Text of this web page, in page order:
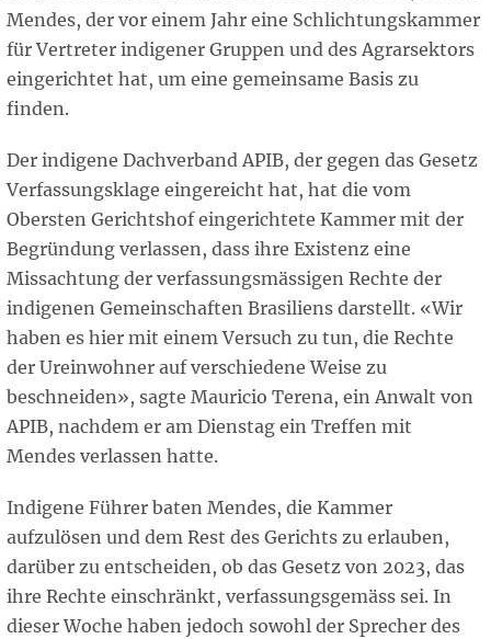
Mendes, der vor einem Jahr eine Schlichtungskammer
für Vertreter indigener Gruppen und des Agrarsektors
eingerichtet hat, um eine gemeinsame Basis zu
finden.
Der indigene Dachverband APIB, der gegen das Gesetz
Verfassungsklage eingereicht hat, hat die vom
Obersten Gerichtshof eingerichtete Kammer mit der
Begründung verlassen, dass ihre Existenz eine
Missachtung der verfassungsmässigen Rechte der
indigenen Gemeinschaften Brasiliens darstellt. «Wir
haben es hier mit einem Versuch zu tun, die Rechte
der Ureinwohner auf verschiedene Weise zu
beschneiden», sagte Mauricio Terena, ein Anwalt von
APIB, nachdem er am Dienstag ein Treffen mit
Mendes verlassen hatte.
Indigene Führer baten Mendes, die Kammer
aufzulösen und dem Rest des Gerichts zu erlauben,
darüber zu entscheiden, ob das Gesetz von 2023, das
ihre Rechte einschränkt, verfassungsgemäss sei. In
dieser Woche haben jedoch sowohl der Sprecher des